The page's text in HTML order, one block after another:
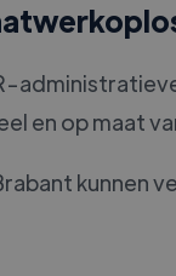
en op maat